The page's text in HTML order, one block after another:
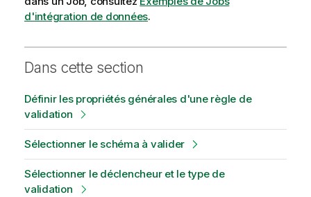
d'intégration de données.
Dans cette section
Définir les propriétés générales d'une règle de
validation
Sélectionner le schéma à valider
Sélectionner le déclencheur et le type de
validation